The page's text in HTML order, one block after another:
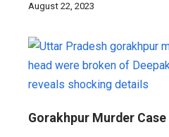
August 22, 2023
Gorakhpur Murder Case